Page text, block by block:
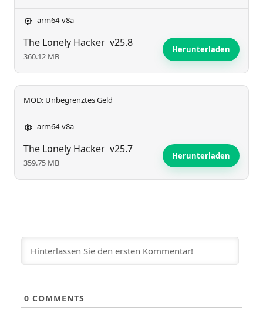
arm64-v8a
The Lonely Hacker v25.8
360.12 MB
Herunterladen
MOD: Unbegrenztes Geld
arm64-v8a
The Lonely Hacker v25.7
359.75 MB
Herunterladen
0 COMMENTS